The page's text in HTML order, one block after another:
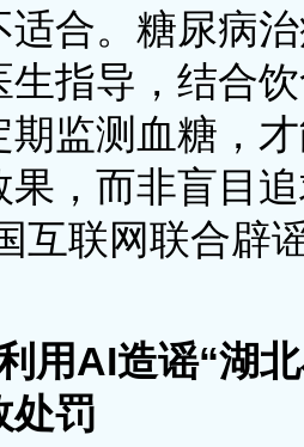
适合。糖尿病
生指导，结合
期监测血糖，
果，而非盲目追
互联网联合辟
用AI造谣“湖
处罚